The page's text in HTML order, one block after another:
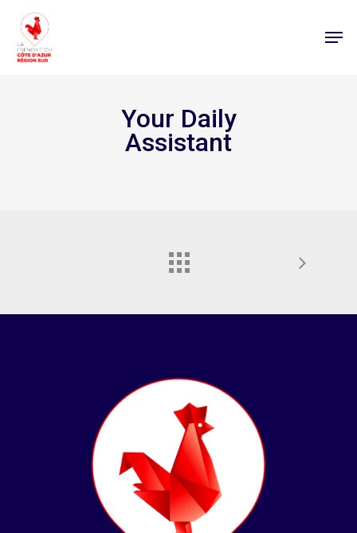
Your Daily
Assistant